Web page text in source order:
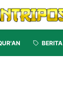
BERITA